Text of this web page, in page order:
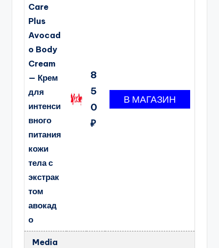
Care
Plus
Avocad
o Body
Cream
— Крем
для
интенси
вного
питания
кожи
тела с
экстрак
том
авокад
о
8
5
0
₽
Media